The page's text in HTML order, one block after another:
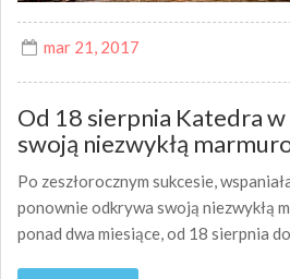
mar 21, 2017
Od 18 sierpnia Katedra
swoją niezwykłą
Po zeszłorocznym sukcesie,
ponownie odkrywa swoją niezwykłą
ponad dwa miesiące, od 18 sierpnia